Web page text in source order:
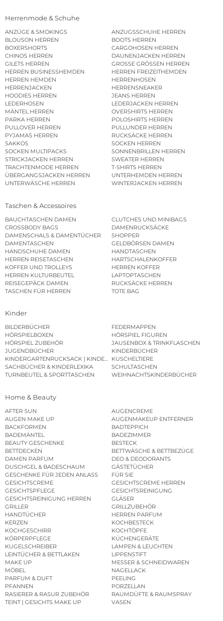
Herrenmode & Schuhe
ANZÜGE & SMOKINGS
ANZUGSSCHUHE HERREN
BLOUSON HERREN
BOOTS HERREN
BOXERSHORTS
CARGOHOSEN HERREN
CHINOS HERREN
DAUNENJACKEN HERREN
GILETS HERREN
GROSSE GRÖSSEN HERREN
HERREN BUSINESSHEMDEN
HERREN FREIZEITHEMDEN
HERREN HEMDEN
HERRENHOSEN
HERRENJACKEN
HERRENSNEAKER
HOODIES HERREN
JEANS HERREN
LEDERHOSEN
LEDERJACKEN HERREN
MÄNTEL HERREN
OVERSHIRTS HERREN
PARKA HERREN
POLOSHIRTS HERREN
PULLOVER HERREN
PULLUNDER HERREN
PYJAMAS HERREN
RUCKSÄCKE HERREN
SAKKOS
SOCKEN HERREN
SOCKEN MULTIPACKS
SONNENBRILLEN HERREN
STRICKJACKEN HERREN
SWEATER HERREN
TRACHTENMODE HERREN
T-SHIRTS HERREN
ÜBERGANGSJACKEN HERREN
UNTERHEMDEN HERREN
UNTERWÄSCHE HERREN
WINTERJACKEN HERREN
Taschen & Accessoires
BAUCHTASCHEN DAMEN
CLUTCHES UND MINIBAGS
CROSSBODY BAGS
DAMENRUCKSÄCKE
DAMENSCHALS & DAMENTÜCHER
SHOPPER
DAMENTASCHEN
GELDBÖRSEN DAMEN
HANDSCHUHE DAMEN
HANDTASCHEN
HERREN REISETASCHEN
HARTSCHALENKOFFER
KOFFER UND TROLLEYS
HERREN KOFFER
HERREN KULTURBEUTEL
LAPTOPTASCHEN
REISEGEPÄCK DAMEN
RUCKSÄCKE HERREN
TASCHEN FÜR HERREN
TOTE BAG
Kinder
BILDERBÜCHER
FEDERMAPPEN
HÖRSPIELBOXEN
HÖRSPIEL FIGUREN
HÖRSPIEL ZUBEHÖR
JAUSENBOX & TRINKFLASCHEN
JUGENDBÜCHER
KINDERBÜCHER
KINDERGARTENRUCKSACK | KINDERGARTENBEUTEL
KUSCHELTIERE
SACHBÜCHER & KINDERLEXIKA
SCHULTASCHEN
TURNBEUTEL & SPORTTASCHEN
WEIHNACHTSKINDERBÜCHER
Home & Beauty
AFTER SUN
AUGENCREME
AUGEN MAKE UP
AUGENMAKEUP ENTFERNER
BACKFORMEN
BADTEPPICH
BADEMÄNTEL
BADEZIMMER
BEAUTY GESCHENKE
BESTECK
BETTDECKEN
BETTWÄSCHE & BETTBEZÜGE
DAMEN PARFUM
DEO & DEODORANTS
DUSCHGEL & BADESCHAUM
GÄSTETÜCHER
GESCHENKE FÜR JEDEN ANLASS
FÜR SIE
GESICHTSCREME
GESICHTSCREME HERREN
GESICHTSPFLEGE
GESICHTSREINIGUNG
GESICHTSREINIGUNG HERREN
GLÄSER
GRILLER
GRILLZUBEHÖR
HANDTÜCHER
HERREN PARFUM
KERZEN
KOCHBESTECK
KOCHGESCHIRR
KOCHTÖPFE
KÖRPERPFLEGE
KÜCHENGERÄTE
KUGELSCHREIBER
LAMPEN & LEUCHTEN
LEINTÜCHER & BETTLAKEN
LIPPENSTIFT
MAKE UP
MESSER & SCHNEIDWAREN
MÖBEL
NAGELLACK
PARFUM & DUFT
PEELING
PFANNEN
PORZELLAN
RASIERER & RASUR ZUBEHÖR
RAUMDÜFTE & RAUMSPRAY
TEINT | GESICHTS MAKE UP
VASEN